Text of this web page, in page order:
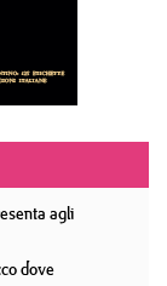
agli
dove